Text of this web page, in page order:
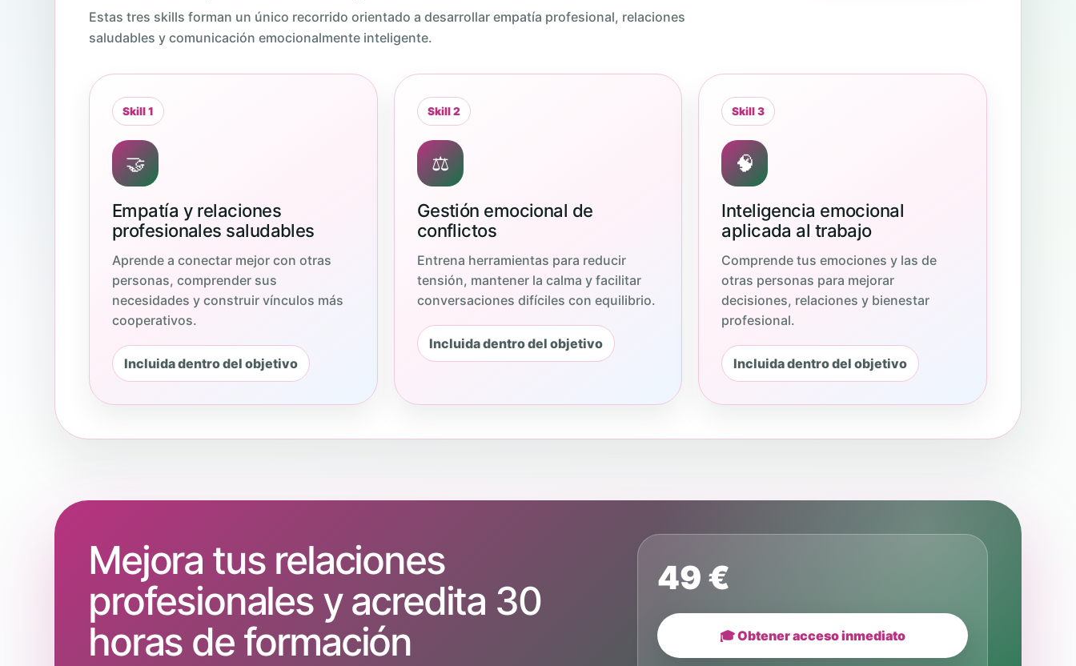
Estas tres skills forman un único recorrido orientado a desarrollar empatía profesional, relaciones
saludables y comunicación emocionalmente inteligente.
Skill 1
🤝
Empatía y relaciones
profesionales saludables
Aprende a conectar mejor con otras
personas, comprender sus
necesidades y construir vínculos más
cooperativos.
Incluida dentro del objetivo
Skill 2
⚖️
Gestión emocional de
conflictos
Entrena herramientas para reducir
tensión, mantener la calma y facilitar
conversaciones difíciles con equilibrio.
Incluida dentro del objetivo
Skill 3
🧠
Inteligencia emocional
aplicada al trabajo
Comprende tus emociones y las de
otras personas para mejorar
decisiones, relaciones y bienestar
profesional.
Incluida dentro del objetivo
Mejora tus relaciones
profesionales y acredita 30
horas de formación
49 €
🎓 Obtener acceso inmediato